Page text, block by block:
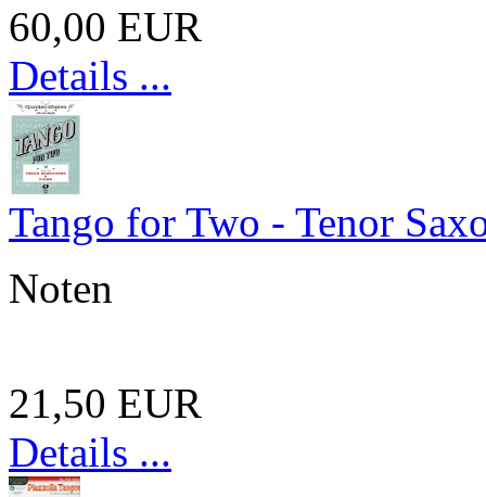
60,00 EUR
Details ...
Tango for Two - Tenor
Noten
21,50 EUR
Details ...